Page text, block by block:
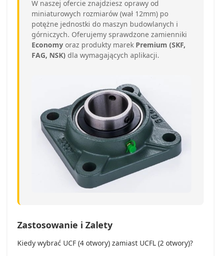
W naszej ofercie znajdziesz oprawy od
miniaturowych rozmiarów (wał 12mm) po
potężne jednostki do maszyn budowlanych i
górniczych. Oferujemy sprawdzone zamienniki
Economy oraz produkty marek Premium (SKF,
FAG, NSK) dla wymagających aplikacji.
Zastosowanie i Zalety
Kiedy wybrać UCF (4 otwory) zamiast UCFL (2 otwory)?